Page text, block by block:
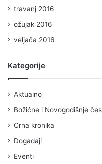
travanj 2016
ožujak 2016
veljača 2016
Kategorije
Aktualno
Božićne i Novogodišnje
Crna kronika
Događaji
Eventi